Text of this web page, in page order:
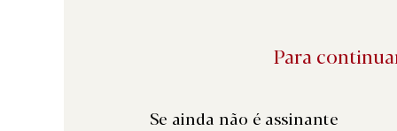
Para
Se ainda não é assinante